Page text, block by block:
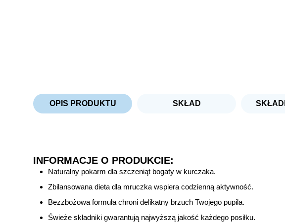
OPIS PRODUKTU SKŁAD
INFORMACJE O PRODUKCIE:
Naturalny pokarm dla szczeniąt bogaty w kurczaka.
Zbilansowana dieta dla mruczka wspiera codzienną aktywność.
Bezzbożowa formuła chroni delikatny brzuch Twojego pupila.
Świeże składniki gwarantują najwyższą jakość każdego posiłku.